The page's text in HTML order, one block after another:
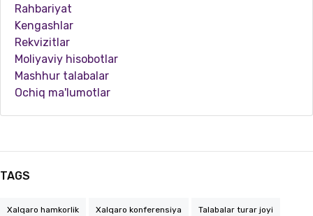
Rahbariyat
Kengashlar
Rekvizitlar
Moliyaviy hisobotlar
Mashhur talabalar
Ochiq ma'lumotlar
TAGS
Xalqaro hamkorlik Xalqaro konferensiya Talabalar turar joyi